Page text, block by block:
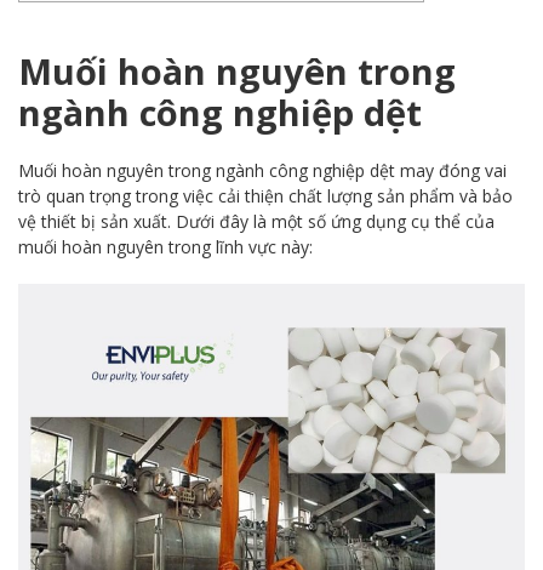
Muối hoàn nguyên trong
ngành công nghiệp dệt
Muối hoàn nguyên trong ngành công nghiệp dệt may đóng vai
trò quan trọng trong việc cải thiện chất lượng sản phẩm và bảo
vệ thiết bị sản xuất. Dưới đây là một số ứng dụng cụ thể của
muối hoàn nguyên trong lĩnh vực này: